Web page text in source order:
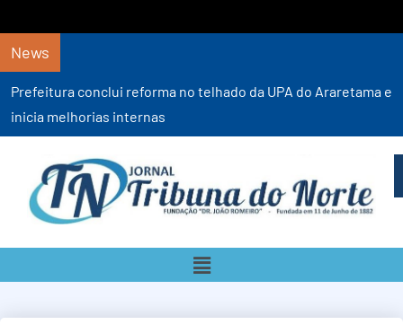
News
Prefeitura assina contratos e anuncia obras em Saúde,
Educação e Infraestrutura